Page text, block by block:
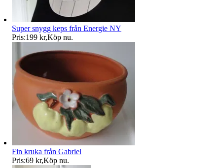
Super snygg keps från Energie NY
Pris:199 kr,Köp nu.
Fin kruka från Gabriel
Pris:69 kr,Köp nu.